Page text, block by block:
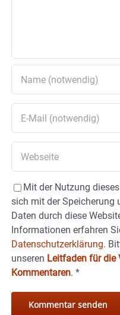
Mit der Nutzung
sich mit der Speicherung
Daten durch diese
Informationen erfahren
Datenschutzerklärung.
unseren Leitfaden für die
Kommentaren. *